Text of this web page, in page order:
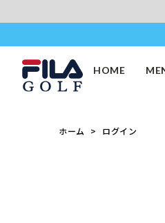
HOME
ホーム ログイン